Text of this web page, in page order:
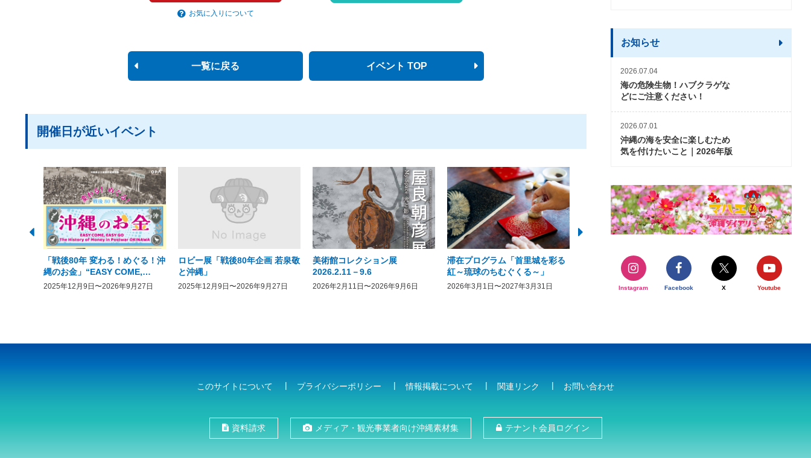
お気に入りについて
一覧に戻る イベント TOP
開催日が近いイベント
「戦後80年 変わる！めぐる！沖
縄のお金」“EASY COME,
EASY GO － The History of
2025年12月9日〜2026年9月27日
ロビー展「戦後80年企画 若泉敬
と沖縄」
2025年12月9日〜2026年9月27日
美術館コレクション展
2026.2.11－9.6
2026年2月11日〜2026年9月6日
滞在プログラム「首里城を彩る
紅～琉球のちむぐくる～」
2026年3月1日〜2027年3月31日
2026年度 かりゆしビーチ営業
期間および営業時間のお知らせ
2026年3月5日〜2026年10月31日
【期間限定】オーシャ
開催について
2026年3月20日〜2026年11
お知らせ
2026.07.04
海の危険生物！ハブクラゲな
どにご注意ください！
2026.07.01
沖縄の海を安全に楽しむため
気を付けたいこと｜2026年版
Instagram Facebook X Youtube
このサイトについて プライバシーポリシー 情報掲載について 関連リンク お問い合わせ
資料請求 メディア・観光事業者向け沖縄素材集 テナント会員ログイン